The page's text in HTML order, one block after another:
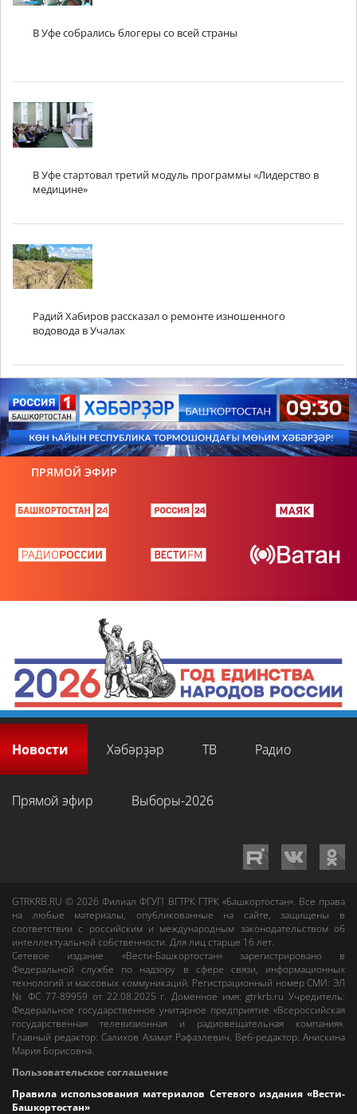
В Уфе собрались блогеры со всей страны
В Уфе стартовал третий модуль программы «Лидерство в
медицине»
Радий Хабиров рассказал о ремонте изношенного
водовода в Учалах
ПРЯМОЙ ЭФИР
Новости Хәбәрҙәр ТВ Радио
Прямой эфир Выборы-2026
GTRKRB.RU © 2026Филиал ФГУП ВГТРК ГТРК «Башкортостан». Все права
на любые материалы, опубликованные на сайте, защищены в
соответствии с российским и международным законодательством об
интеллектуальной собственности. Для лиц старше 16 лет.
Сетевое издание «Вести-Башкортостан»зарегистрировано в
Федеральной службе по надзору в сфере связи, информационных
технологий и массовых коммуникаций. Регистрационный номер СМИ: ЭЛ
№ ФС 77-89959 от 22.08.2025 г. Доменное имя:gtrkrb.ru Учредитель:
Федеральное государственное унитарное предприятие «Всероссийская
государственная телевизионная и радиовещательная компания».
Главный редактор:Салихов Азамат Рафаэлевич. Веб-редактор:Анискина
Мария Борисовна.
Пользовательское соглашение
Правила использования материалов Сетевого издания «Вести-
Башкортостан»